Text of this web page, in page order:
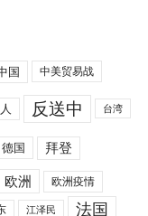
国 中美贸易战
反送中 台湾
德国 拜登
欧洲 欧洲疫情
江泽民 法国